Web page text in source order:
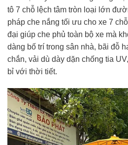
tô 7 chỗ lệch tâm tròn loại lớn
pháp che nắng tối ưu cho xe 7
đại giúp che phủ toàn bộ xe mà
dàng bố trí trong sân nhà, bãi đỗ
chắn, vải dù dày dặn chống tia
bỉ với thời tiết.